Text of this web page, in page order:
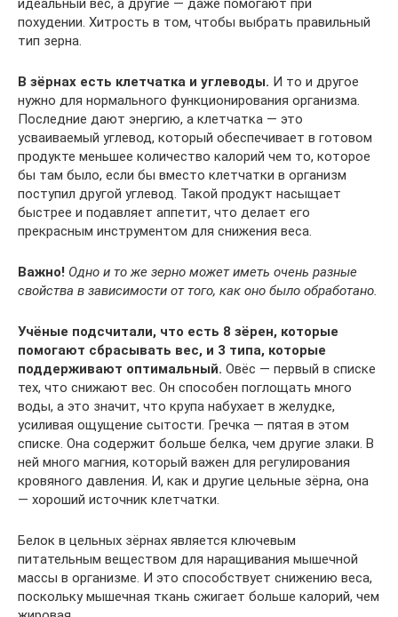
похудении. Хитрость в том, чтобы выбрать правильный
тип зерна.
В зёрнах есть клетчатка и углеводы. И то и другое
нужно для нормального функционирования организма.
Последние дают энергию, а клетчатка — это
усваиваемый углевод, который обеспечивает в готовом
продукте меньшее количество калорий чем то, которое
бы там было, если бы вместо клетчатки в организм
поступил другой углевод. Такой продукт насыщает
быстрее и подавляет аппетит, что делает его
прекрасным инструментом для снижения веса.
Важно! Одно и то же зерно может иметь очень разные
свойства в зависимости от того, как оно было обработано.
Учёные подсчитали, что есть 8 зёрен, которые
помогают сбрасывать вес, и 3 типа, которые
поддерживают оптимальный. Овёс — первый в списке
тех, что снижают вес. Он способен поглощать много
воды, а это значит, что крупа набухает в желудке,
усиливая ощущение сытости. Гречка — пятая в этом
списке. Она содержит больше белка, чем другие злаки. В
ней много магния, который важен для регулирования
кровяного давления. И, как и другие цельные зёрна, она
— хороший источник клетчатки.
Белок в цельных зёрнах является ключевым
питательным веществом для наращивания мышечной
массы в организме. И это способствует снижению веса,
поскольку мышечная ткань сжигает больше калорий, чем